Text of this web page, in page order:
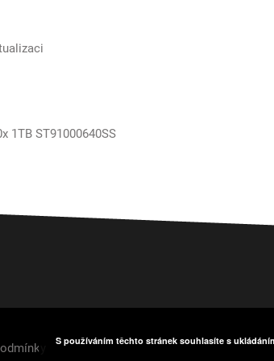
1TB ST91000640SS
S používáním těchto stránek souhlasíte s